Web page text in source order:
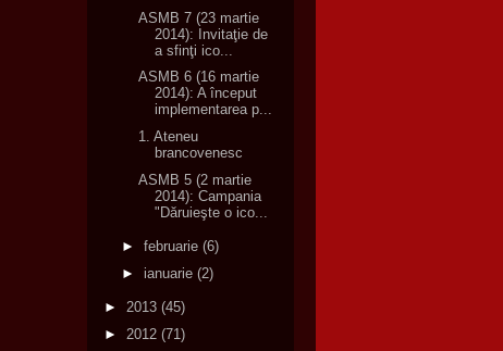
ASMB 7 (23 martie
2014): Invitaţie de
a sfinţi ico...
ASMB 6 (16 martie
2014): A început
implementarea p...
1. Ateneu
brancovenesc
ASMB 5 (2 martie
2014): Campania
"Dăruieşte o ico...
► februarie (6)
► ianuarie (2)
► 2013 (45)
► 2012 (71)